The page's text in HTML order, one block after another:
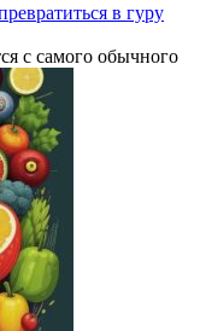
в гуру
с самого обычного